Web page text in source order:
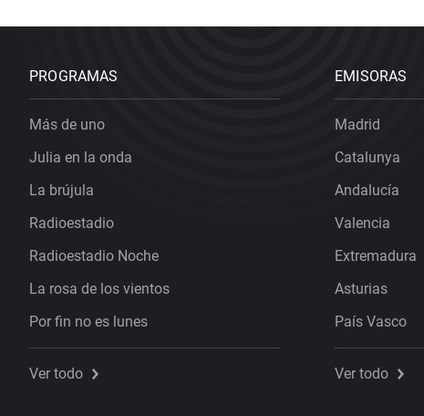
PROGRAMAS
Más de uno
Julia en la onda
La brújula
Radioestadio
Radioestadio Noche
La rosa de los vientos
Por fin no es lunes
Ver todo
EMISORAS
Madrid
Catalunya
Andalucía
Valencia
Extremadura
Asturias
País Vasco
Ver todo